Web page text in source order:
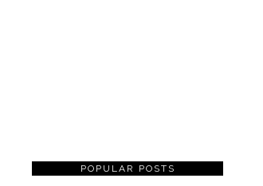
POPULAR POSTS